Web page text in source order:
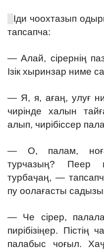
Іди чоохтазып
тапсапча:
— Алай, сірернің
Ізік хыринзар ниме
— Я, я, ағаң, улуғ
чирінде халын
алып, чирібіссер
— О, палам,
турчазың? Пеер
турбаӌаң, —
пу оолағасты
— Че сірер,
пирібізіңер.
палабыс чоғыл.